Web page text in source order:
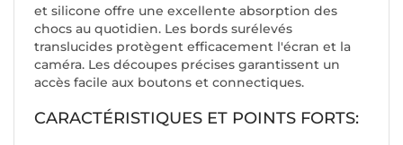
et silicone offre une excellente absorption des
chocs au quotidien. Les bords surélevés
translucides protègent efficacement l'écran et la
caméra. Les découpes précises garantissent un
accès facile aux boutons et connectiques.
CARACTÉRISTIQUES ET POINTS FORTS: